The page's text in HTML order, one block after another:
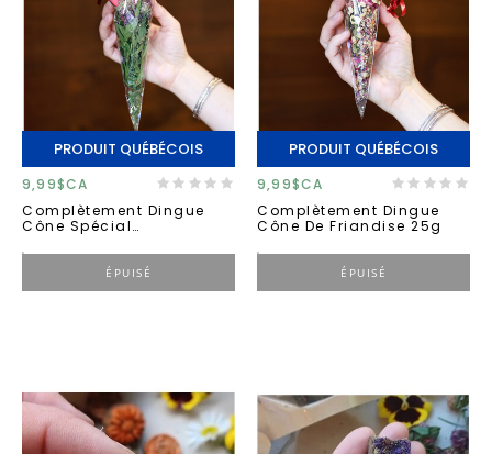
PRODUIT QUÉBÉCOIS
9,99$CA
Complètement Dingue
Cône Spécial
ÉPUISÉ
PRODUIT QUÉBÉCOIS
9,99$CA
Complètement Dingue
Cône De Friandise 25g
ÉPUISÉ